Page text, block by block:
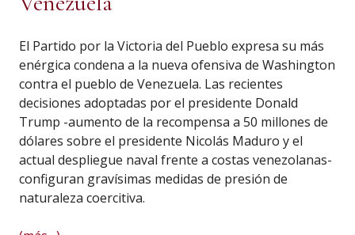
El Partido por la Victoria del Pueblo expresa su más
enérgica condena a la nueva ofensiva de Washington
contra el pueblo de Venezuela. Las recientes
decisiones adoptadas por el presidente Donald
Trump -aumento de la recompensa a 50 millones de
dólares sobre el presidente Nicolás Maduro y el
actual despliegue naval frente a costas venezolanas-
configuran gravísimas medidas de presión de
naturaleza coercitiva.